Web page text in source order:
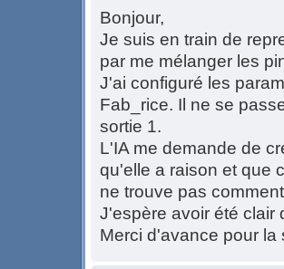
Bonjour,
Je suis en train de
par me mélanger les
J'ai configuré les
Fab_rice. Il ne se
sortie 1.
L'IA me demande de
qu'elle a raison et que
ne trouve pas
J'espère avoir été clair
Merci d'avance pour la